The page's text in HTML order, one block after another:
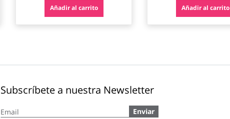
Añadir al carrito Añadir al carrito
Subscríbete a nuestra Newsletter
a
Enviar